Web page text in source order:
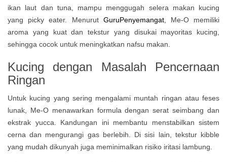
ikan laut dan tuna, mampu menggugah selera makan kucing
yang picky eater. Menurut GuruPenyemangat, Me-O memiliki
aroma yang kuat dan tekstur yang disukai mayoritas kucing,
sehingga cocok untuk meningkatkan nafsu makan.
Kucing dengan Masalah Pencernaan
Ringan
Untuk kucing yang sering mengalami muntah ringan atau feses
lunak, Me-O menawarkan formula dengan serat seimbang dan
ekstrak yucca. Kandungan ini membantu menstabilkan sistem
cerna dan mengurangi gas berlebih. Di sisi lain, tekstur kibble
yang mudah dikunyah juga meminimalkan risiko iritasi lambung.